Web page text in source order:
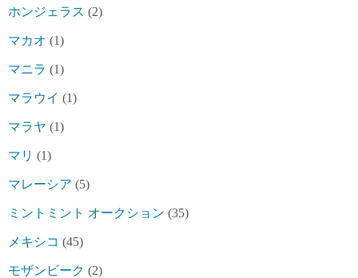
ホンジェラス (2)
マカオ (1)
マニラ (1)
マラウイ (1)
マラヤ (1)
マリ (1)
マレーシア (5)
ミントミント オークション (35)
メキシコ (45)
モザンビーク (2)